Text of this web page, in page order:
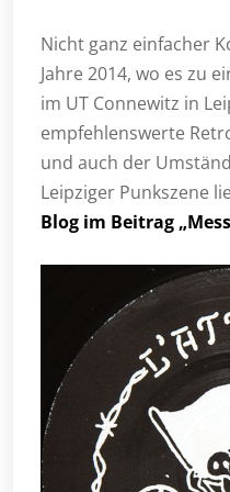
Nicht ganz einfacher
Jahre 2014, wo es zu
im UT Connewitz in
empfehlenswerte
und auch der
Leipziger Punkszene
Blog im Beitrag